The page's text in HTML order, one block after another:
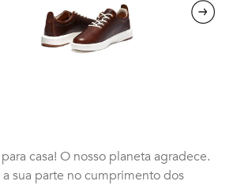
Next
casa! O nosso planeta agradece.
sua parte no cumprimento dos